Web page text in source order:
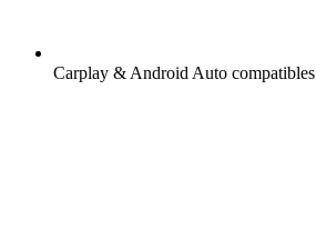
Carplay & Android Auto compatibles